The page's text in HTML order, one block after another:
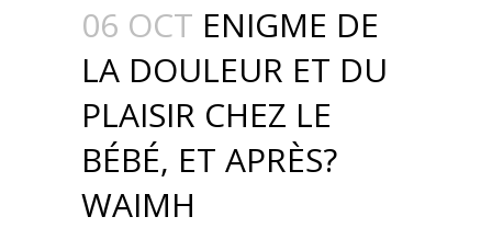
06 OCT ENIGME DE
LA DOULEUR ET DU
PLAISIR CHEZ LE
BÉBÉ, ET APRÈS?
WAIMH